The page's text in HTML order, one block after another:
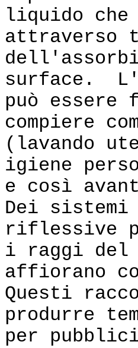
liquido
attraverso
surface.
può essere
compiere
(lavando
igiene
e così
Dei
riflessive
i raggi del
affiorano
Questi
produrre
per